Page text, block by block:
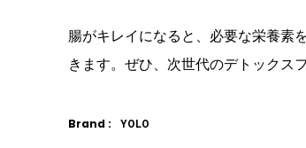
腸がキレイになると、必要な栄養素
きます。ぜひ、次世代のデトックス
Brand : YOLO